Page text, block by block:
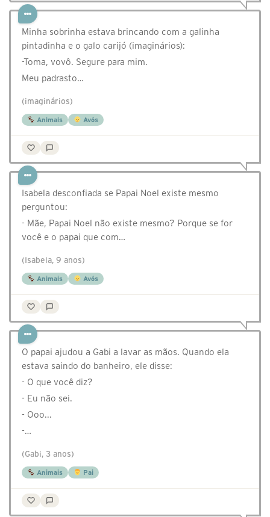
Minha sobrinha estava brincando com a galinha
pintadinha e o galo carijó (imaginários):
-Toma, vovô. Segure para mim.
Meu padrasto…
(imaginários)
Animais Avós
Isabela desconfiada se Papai Noel existe mesmo
perguntou:
- Mãe, Papai Noel não existe mesmo? Porque se for
você e o papai que com…
(Isabela, 9 anos)
Animais Avós
O papai ajudou a Gabi a lavar as mãos. Quando ela
estava saindo do banheiro, ele disse:
- O que você diz?
- Eu não sei.
- Ooo...
-…
(Gabi, 3 anos)
Animais Pai